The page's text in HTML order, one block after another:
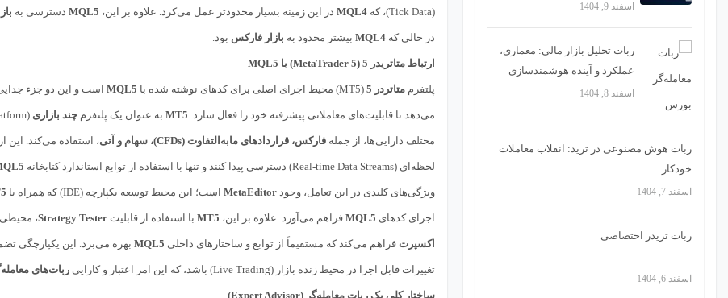
اسفند 9, 1404
ربات تحلیل بازار مالی: معماری،
عملکرد و آینده هوشمندسازی
تصمیمات تریدینگ
اسفند 8, 1404
ربات هوش مصنوعی در ترید: انقلاب معاملات
خودکار
اسفند 7, 1404
ربات تریدر اختصاصی
اسفند 6, 1404
(Tick Data)، که MQL4 در این زمینه بسیار محدودتر عمل می‌کرد. علاوه بر این، MQL5 دسترسی به
در حالی کهMQL4 بیشتر محدود به بازار فارکس بود.
ارتباط متاتریدر 5 (MetaTrader 5) با MQL5
پلتفرممتاتردر 5 (MT5) محیط اجرای اصلی برای کدهای نوشته شده با MQL5 است و این دو جزء
می‌دهد تا قابلیت‌های معاملاتی پیشرفته خود را فعال سازد. MT5 به عنوان یک پلتفرمچند بازاری (Multi-Market Platform)، از قابلیت‌های محاسباتی
مختلف دارایی‌ها، از جملهفارکس، قراردادهای مابه‌التفاوت (CFDs)، سهام و آتی ، استفاده می‌کند. این
لحظه‌ای (Real-time Data Streams) دسترسی پیدا کنند و تنها با استفاده از توابع استاندارد کتابخانه
ویژگی‌های کلیدی در این تعامل، وجودMetaEditor است؛ این محیط توسعه یکپارچه (IDE) که همراه با
اجرای کدهای MQL5 فراهم می‌آورد. علاوه بر این، MT5 با استفاده از قابلیتStrategy Tester،
اکسپرت فراهم می‌کند که مستقیماً از توابع و ساختارهای داخلی MQL5 بهره می‌برد. این یکپارچگی
تغییرات قابل اجرا در محیط زنده بازار (Live Trading) باشد، که این امر اعتبار و کارایی ربات‌های
ساختار کلی یک ربات معامله‌گر (Expert Advisor)